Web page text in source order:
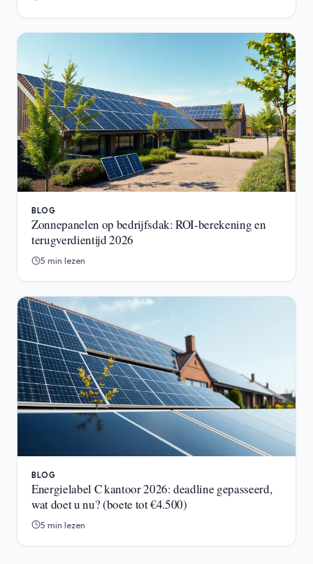
BLOG
Zonnepanelen op bedrijfsdak: ROI-berekening en
terugverdientijd 2026
5 min lezen
BLOG
Energielabel C kantoor 2026: deadline gepasseerd,
wat doet u nu? (boete tot €4.500)
5 min lezen